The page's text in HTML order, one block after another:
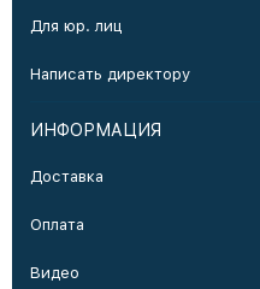
Для юр. лиц
Написать директору
ИНФОРМАЦИЯ
Доставка
Оплата
Видео